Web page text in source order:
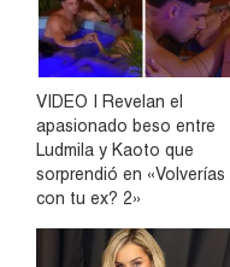
VIDEO | Revelan el
apasionado beso entre
Ludmila y Kaoto que
sorprendió en «Volverías
con tu ex? 2»